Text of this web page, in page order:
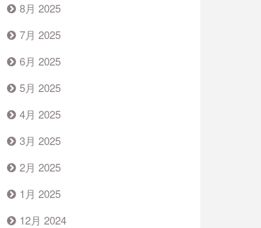
8月 2025
7月 2025
6月 2025
5月 2025
4月 2025
3月 2025
2月 2025
1月 2025
12月 2024